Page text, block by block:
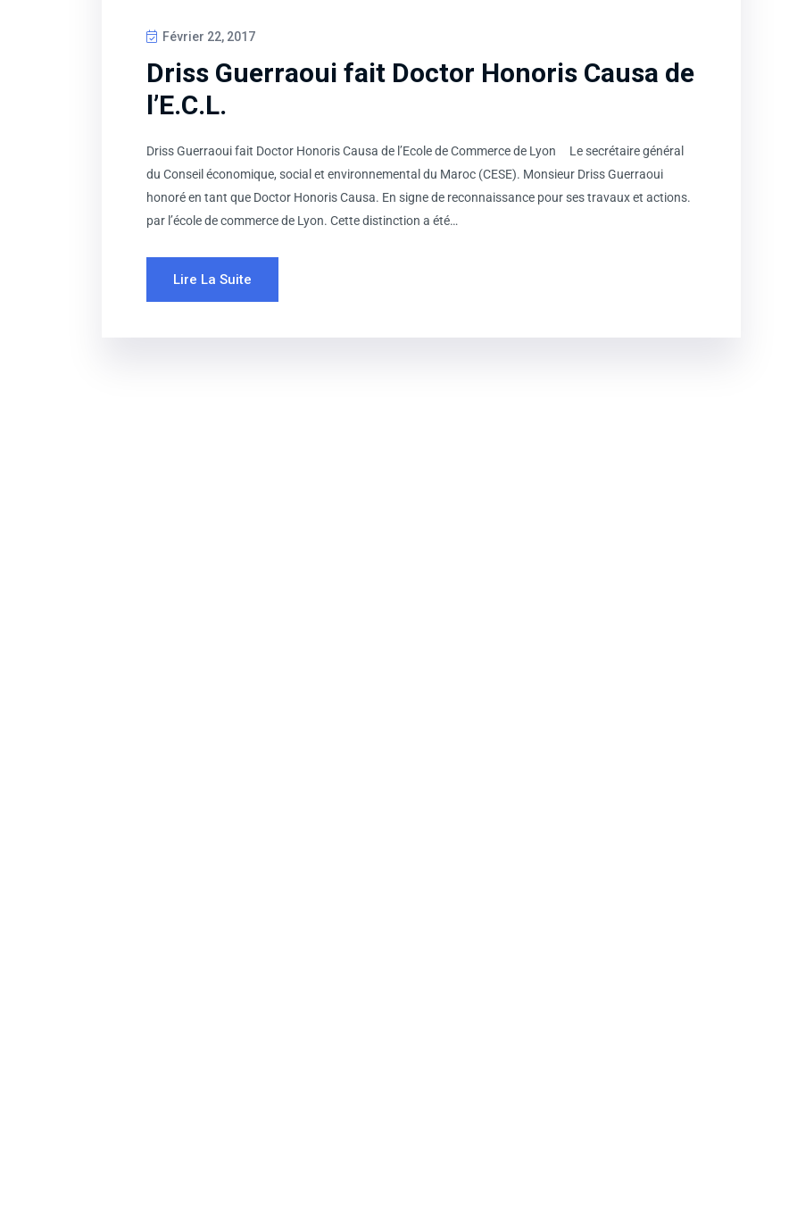
Février 22, 2017
Driss Guerraoui fait Doctor Honoris Causa de
l’E.C.L.
Driss Guerraoui fait Doctor Honoris Causa de l’Ecole de Commerce de Lyon Le secrétaire général
du Conseil économique, social et environnemental du Maroc (CESE). Monsieur Driss Guerraoui
honoré en tant que Doctor Honoris Causa. En signe de reconnaissance pour ses travaux et actions.
par l’école de commerce de Lyon. Cette distinction a été…
Lire La Suite